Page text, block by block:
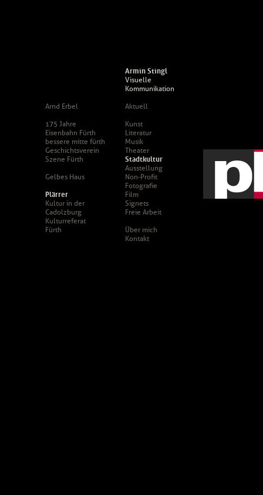
Armin Stingl
Visuelle
Kommunikation
Arnd Erbel
175 Jahre
Eisenbahn Fürth
bessere mitte fürth
Geschichtsverein
Szene Fürth
Gelbes Haus
Plärrer
Kultur in der
Cadolzburg
Kulturreferat
Fürth
Aktuell
Kunst
Literatur
Musik
Theater
Stadtkultur
Ausstellung
Non-Profit
Fotografie
Film
Signets
Freie Arbeit
Über mich
Kontakt